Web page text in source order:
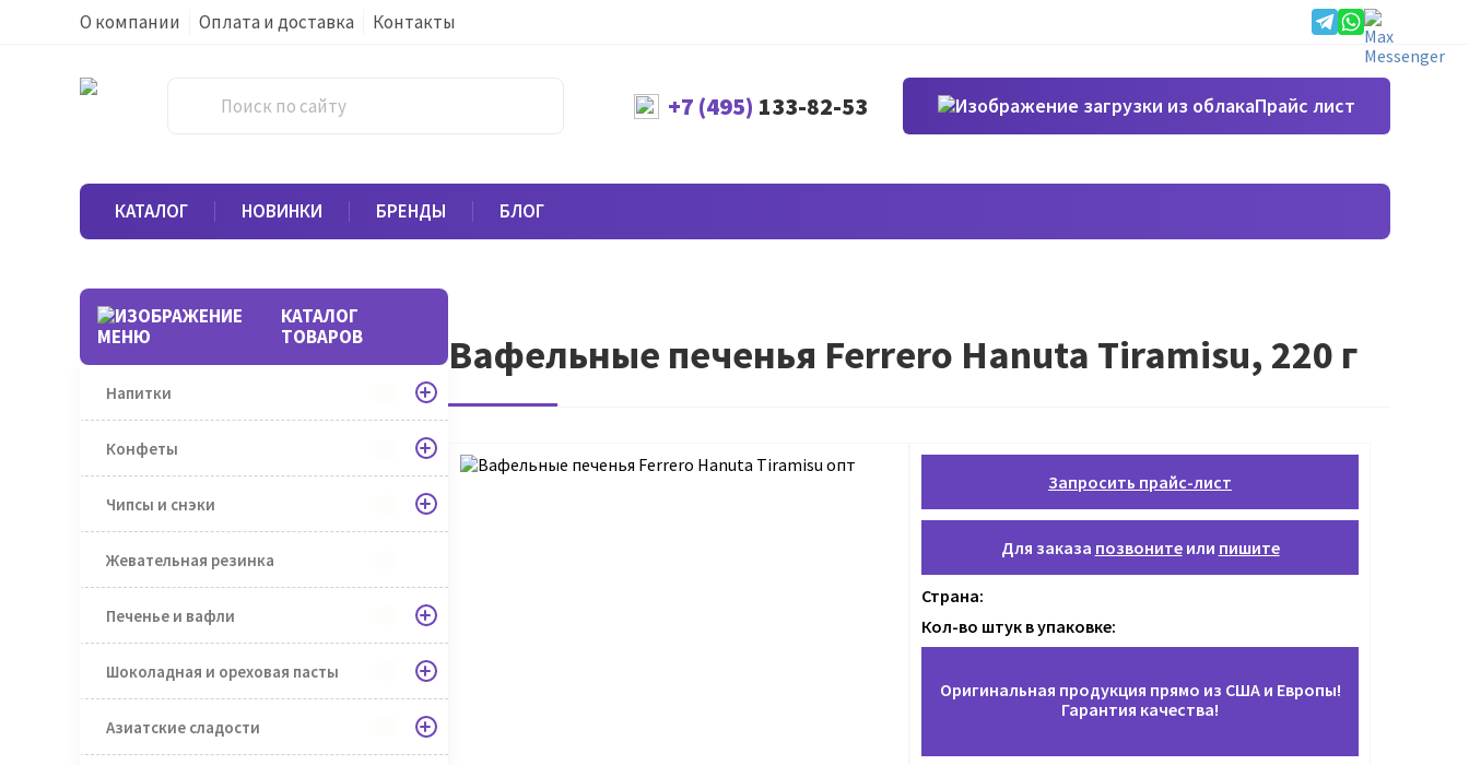
О компании Оплата и доставка Контакты
+7 (495) 133-82-53 Прайс лист
КАТАЛОГ НОВИНКИ БРЕНДЫ БЛОГ
КАТАЛОГ
ТОВАРОВ
Напитки
Конфеты
Чипсы и снэки
Жевательная резинка
Печенье и вафли
Шоколадная и ореховая пасты
Азиатские сладости
Вафельные печенья Ferrero Hanuta Tiramisu, 220 г
Запросить прайс-лист
Для заказа позвонитеили пишите
Страна:
Кол-во штук в упаковке:
Оригинальная продукция прямо из США и Европы!
Гарантия качества!